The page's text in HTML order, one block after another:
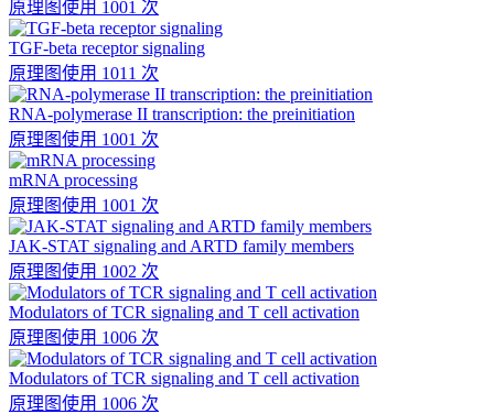
原理图使用 1001 次
TGF-beta receptor signaling
原理图使用 1011 次
RNA-polymerase II transcription: the preinitiation
原理图使用 1001 次
mRNA processing
原理图使用 1001 次
JAK-STAT signaling and ARTD family members
原理图使用 1002 次
Modulators of TCR signaling and T cell activation
原理图使用 1006 次
Modulators of TCR signaling and T cell activation
原理图使用 1006 次